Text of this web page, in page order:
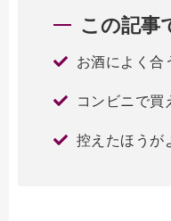
この記事
お酒によく合
コンビニで買
控えたほうが